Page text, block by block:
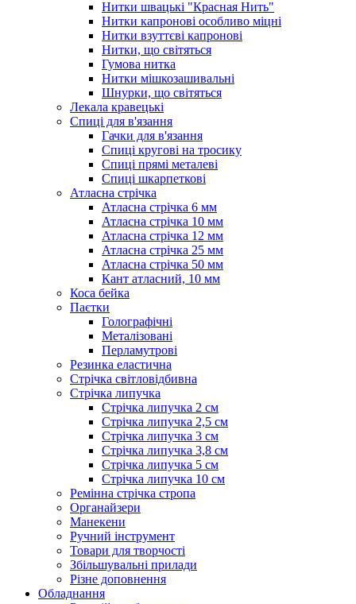
Нитки швацькі "Красная Нить"
Нитки капронові особливо міцні
Нитки взуттєві капронові
Нитки, що світяться
Гумова нитка
Нитки мішкозашивальні
Шнурки, що світяться
Лекала кравецькі
Cпиці для в'язання
Гачки для в'язання
Спиці кругові на тросику
Спиці прямі металеві
Спиці шкарпеткові
Атласна стрічка
Атласна стрічка 6 мм
Атласна стрічка 10 мм
Атласна стрічка 12 мм
Атласна стрічка 25 мм
Атласна стрічка 50 мм
Кант атласний, 10 мм
Коса бейка
Паєтки
Голографічні
Металізовані
Перламутрові
Резинка еластична
Стрічка світловідбивна
Стрічка липучка
Стрічка липучка 2 см
Стрічка липучка 2,5 см
Стрічка липучка 3 см
Стрічка липучка 3,8 см
Стрічка липучка 5 см
Стрічка липучка 10 см
Ремінна стрічка стропа
Органайзери
Манекени
Ручний інструмент
Товари для творчості
Збільшувальні прилади
Різне доповнення
Обладнання